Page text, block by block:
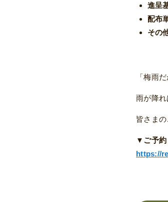
進呈
配布
その
「梅雨
雨が降
皆さま
▼ご予約
https://